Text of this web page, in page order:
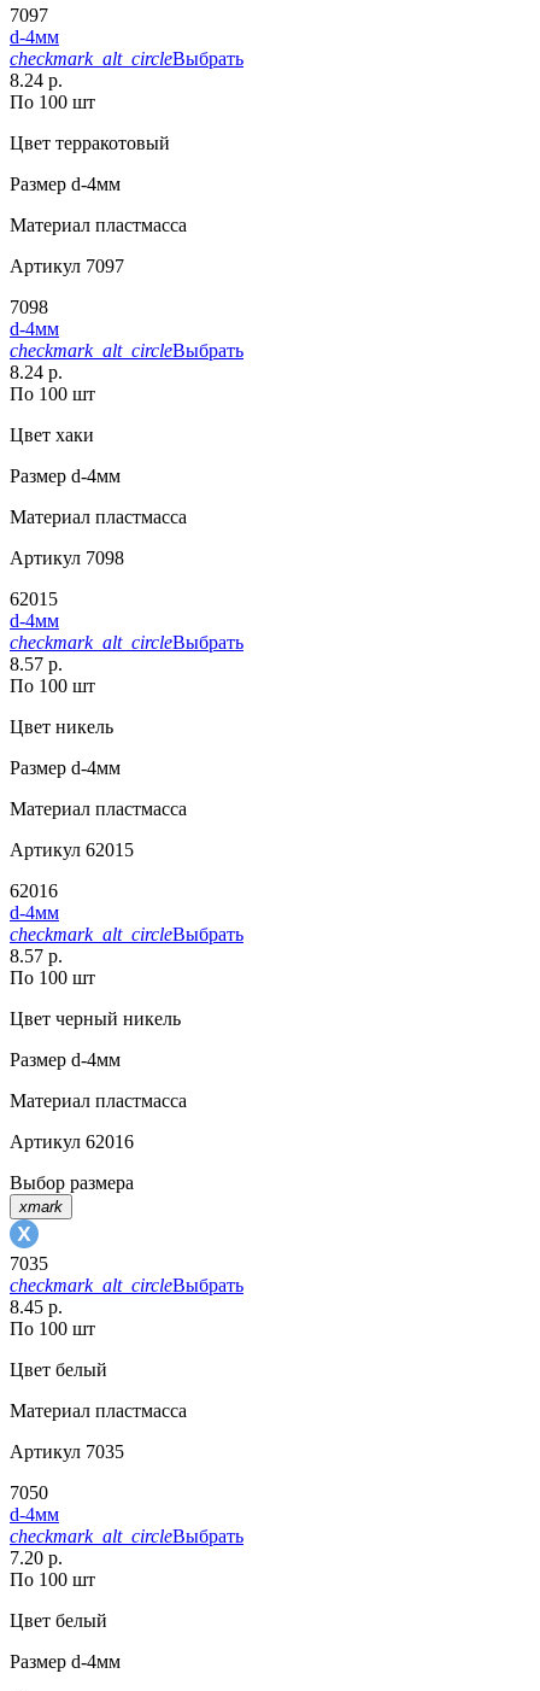
7097
d-4мм
checkmark_alt_circleВыбрать
8.24 р.
По 100 шт
Цвет терракотовый
Размер d-4мм
Материал пластмасса
Артикул 7097
7098
d-4мм
checkmark_alt_circleВыбрать
8.24 р.
По 100 шт
Цвет хаки
Размер d-4мм
Материал пластмасса
Артикул 7098
62015
d-4мм
checkmark_alt_circleВыбрать
8.57 р.
По 100 шт
Цвет никель
Размер d-4мм
Материал пластмасса
Артикул 62015
62016
d-4мм
checkmark_alt_circleВыбрать
8.57 р.
По 100 шт
Цвет черный никель
Размер d-4мм
Материал пластмасса
Артикул 62016
Выбор размера
xmark
7035
checkmark_alt_circleВыбрать
8.45 р.
По 100 шт
Цвет белый
Материал пластмасса
Артикул 7035
7050
d-4мм
checkmark_alt_circleВыбрать
7.20 р.
По 100 шт
Цвет белый
Размер d-4мм